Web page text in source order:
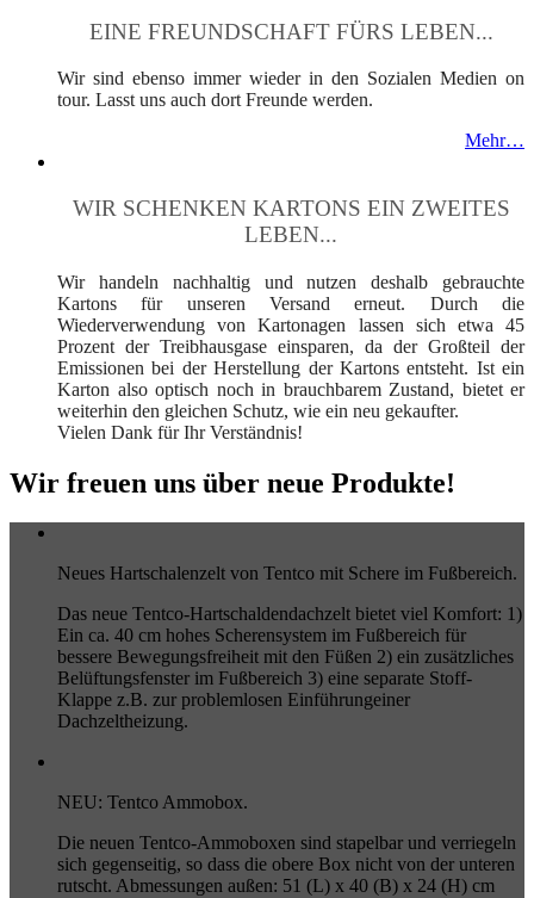
EINE FREUNDSCHAFT FÜRS LEBEN...
Wir sind ebenso immer wieder in den Sozialen Medien on
tour. Lasst uns auch dort Freunde werden.
Mehr…
WIR SCHENKEN KARTONS EIN ZWEITES
LEBEN...
Wir handeln nachhaltig und nutzen deshalb gebrauchte
Kartons für unseren Versand erneut. Durch die
Wiederverwendung von Kartonagen lassen sich etwa 45
Prozent der Treibhausgase einsparen, da der Großteil der
Emissionen bei der Herstellung der Kartons entsteht. Ist ein
Karton also optisch noch in brauchbarem Zustand, bietet er
weiterhin den gleichen Schutz, wie ein neu gekaufter.
Vielen Dank für Ihr Verständnis!
Wir freuen uns über neue Produkte!
Neues Hartschalenzelt von Tentco mit Schere im Fußbereich.
Das neue Tentco-Hartschaldendachzelt bietet viel Komfort: 1)
Ein ca. 40 cm hohes Scherensystem im Fußbereich für
bessere Bewegungsfreiheit mit den Füßen 2) ein zusätzliches
Belüftungsfenster im Fußbereich 3) eine separate Stoff-
Klappe z.B. zur problemlosen Einführungeiner
Dachzeltheizung.
NEU: Tentco Ammobox.
Die neuen Tentco-Ammoboxen sind stapelbar und verriegeln
sich gegenseitig, so dass die obere Box nicht von der unteren
rutscht. Abmessungen außen: 51 (L) x 40 (B) x 24 (H) cm